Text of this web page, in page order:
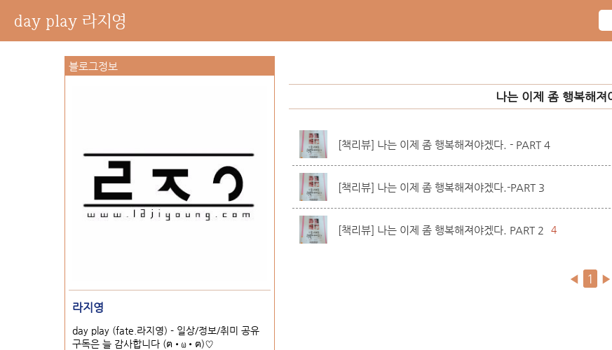
day play 라지영
나는 이제 좀 행복해져
[책리뷰] 나는 이제 좀 행복해져야겠다. - PART 4
[책리뷰] 나는 이제 좀 행복해져야겠다.-PART 3
[책리뷰] 나는 이제 좀 행복해져야겠다. PART 2 4
◀ 1 ▶
블로그정보
라지영
day play (fate.라지영) - 일상/정보/취미 공유
구독은 늘 감사합니다 (ฅ•ω•ฅ)♡